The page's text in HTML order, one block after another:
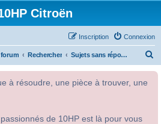
Citroën
Connexion
Inscription
Rechercher Sujets sans réponse
à résoudre, une pièce à trouver, une
de 10HP est là pour vous